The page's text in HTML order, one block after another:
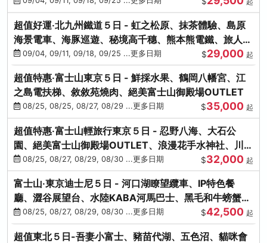
超值好運‧北九州鐵道５日 - 虹之松原、抹茶體驗、島原
海景電車、海豚巡遊、秘境高千穗、熊本熊電鐵、旅人觀
光列車-台中出發
09/04, 09/11, 09/18, 09/25 ...更多日期 $29,000 起
超值特惠‧富士山東京５日 - 鮮採水果、鶴岡八幡宮、江
之島電扶梯、敘敘苑燒肉、絕美富士山御殿場OUTLET
08/25, 08/25, 08/27, 08/29 ...更多日期 $35,000 起
超值特惠‧富士山輕旅行東京５日 - 忍野八海、大石公
園、絕美富士山御殿場OUTLET、浪漫花手水神社、川越
小江戶
08/25, 08/27, 08/29, 08/30 ...更多日期 $32,000 起
富士山‧東京迪士尼５日 - 河口湖瞭望纜車、IP特色餐
廳、澀谷展望台、水陸KABA河馬巴士、黑毛和牛螃蟹美
饌、季節採果
08/25, 08/27, 08/29, 08/30 ...更多日期 $42,500 起
超值東北５日-吾妻小富士、豬苗代湖、五色沼、貓咪會